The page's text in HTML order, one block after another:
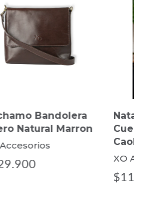
Natales Bandolera
Cuero Natural Clásico
Caoba
XO Accesorios